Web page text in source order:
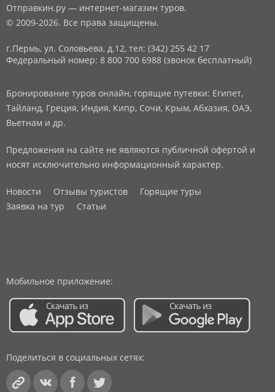
Отправкин.ру — интернет-магазин туров.
© 2009-2026. Все права защищены.
г.Пермь, ул. Соловьева, д.12, тел: (342) 255 42 17
Федеральный номер: 8 800 700 6988 (звонок бесплатный)
Бронирование туров онлайн, горящие путевки: Египет,
Тайланд, Греция, Индия, Кипр, Сочи, Крым, Абхазия, ОАЭ,
Вьетнам и др.
Предложения на сайте не являются публичной офертой и
носят исключительно информационный характер.
Новости Отзывы туристов
Горящие туры
Заявка на тур
Статьи
Мобильное приложение:
Поделиться в социальных сетях: